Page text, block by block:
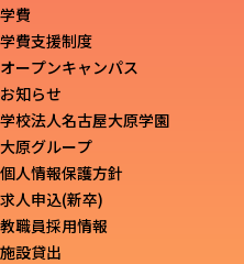
学費
学費支援制度
オープンキャンパス
お知らせ
学校法人名古屋大原学園
大原グループ
個人情報保護方針
求人申込(新卒)
教職員採用情報
施設貸出